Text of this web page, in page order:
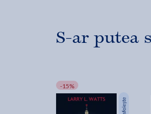
S-ar putea
-15%